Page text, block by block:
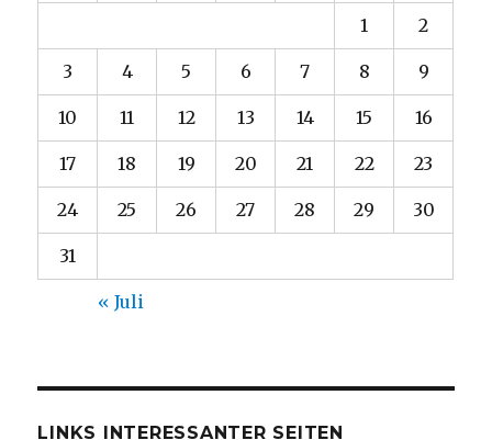
1 2
3 4 5 6 7 8 9
10 11 12 13 14 15 16
17 18 19 20 21 22 23
24 25 26 27 28 29 30
31
« Juli
LINKS INTERESSANTER SEITEN